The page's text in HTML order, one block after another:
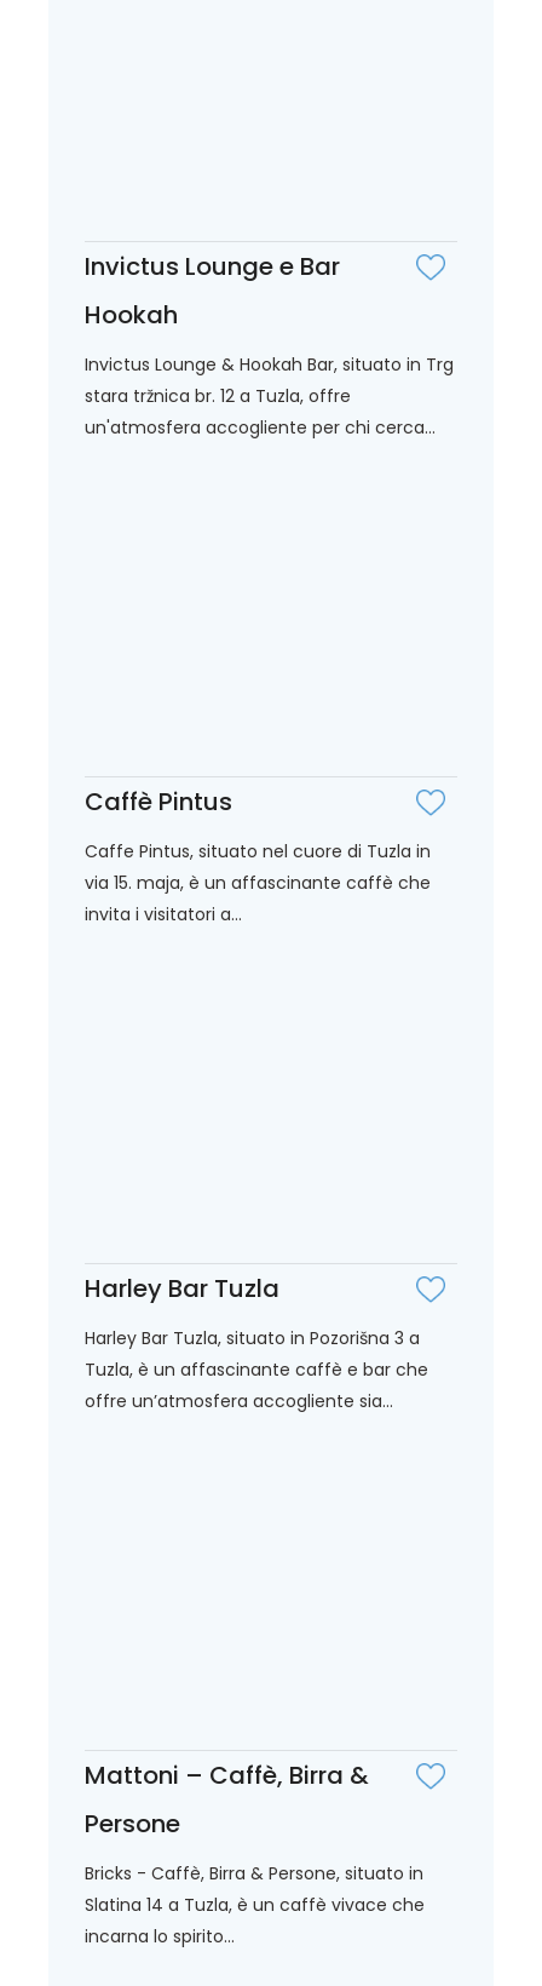
Invictus Lounge e Bar
Hookah
Invictus Lounge & Hookah Bar, situato in Trg
stara tržnica br. 12 a Tuzla, offre
un'atmosfera accogliente per chi cerca...
Caffè Pintus
Caffe Pintus, situato nel cuore di Tuzla in
via 15. maja, è un affascinante caffè che
invita i visitatori a...
Harley Bar Tuzla
Harley Bar Tuzla, situato in Pozorišna 3 a
Tuzla, è un affascinante caffè e bar che
offre un’atmosfera accogliente sia...
Mattoni – Caffè, Birra &
Persone
Bricks - Caffè, Birra & Persone, situato in
Slatina 14 a Tuzla, è un caffè vivace che
incarna lo spirito...